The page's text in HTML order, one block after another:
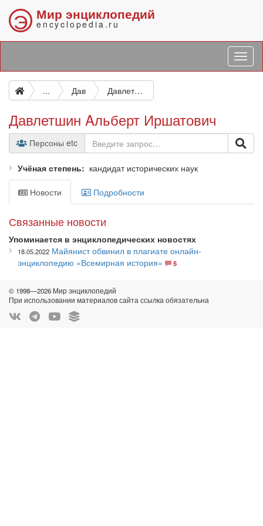
Э Мир энциклопедий
encyclopedia.ru
... Дав Давлетшин Aльберт Иршатович
Давлетшин Aльберт Иршатович
Персоны etc
Учёная степень кандидат исторических наук
Новости Подробности
Связанные новости
Упоминается в энциклопедических новостях
18.05.2022 Майянист обвинил в плагиате онлайн-
энциклопедию «Всемирная история»
5
© 1998—2026 Мир энциклопедий
При использовании материалов сайта ссылка обязательна